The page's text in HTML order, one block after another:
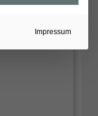
Impressum